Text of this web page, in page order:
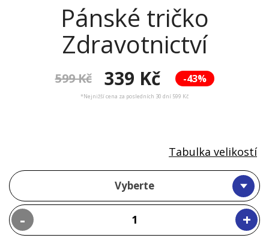
Pánské tričko
Zdravotnictví
-43%
599 Kč 339 Kč
*Nejnižší cena za posledních 30 dní 599 Kč
Vyberte
- +
Tabulka velikostí